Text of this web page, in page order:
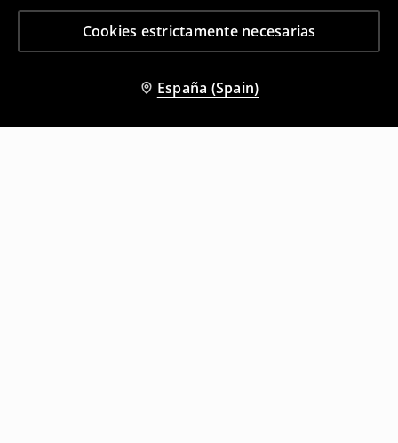
Cookies estrictamente necesarias
España (Spain)